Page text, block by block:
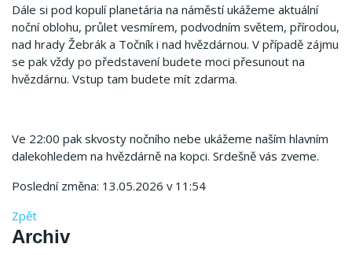
Dále si pod kopulí planetária na náměstí ukážeme aktuální
noční oblohu, průlet vesmírem, podvodním světem, přírodou,
nad hrady Žebrák a Točník i nad hvězdárnou. V případě zájmu
se pak vždy po představení budete moci přesunout na
hvězdárnu. Vstup tam budete mít zdarma.
Ve 22:00 pak skvosty nočního nebe ukážeme naším hlavním
dalekohledem na hvězdárně na kopci. Srdešně vás zveme.
Poslední změna: 13.05.2026 v 11:54
Zpět
Archiv